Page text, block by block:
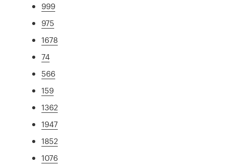
999
975
1678
74
566
159
1362
1947
1852
1076